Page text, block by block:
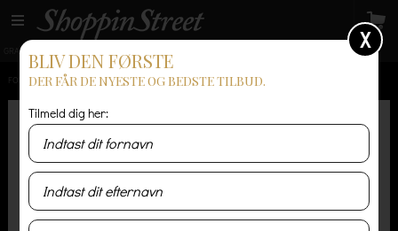
GRATIS LEVERING
FORSIDE / HERRE / T-SHIRT OG POLO / AMERICAN VINTAGE PLYMOUTH POLO I GRÅ
X
BLIV DEN FØRSTE
DER FÅR DE NYESTE OG BEDSTE TILBUD.
Tilmeld dig her: